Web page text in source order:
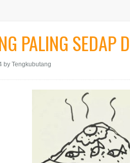
PALING SEDAP
by Tengkubutang